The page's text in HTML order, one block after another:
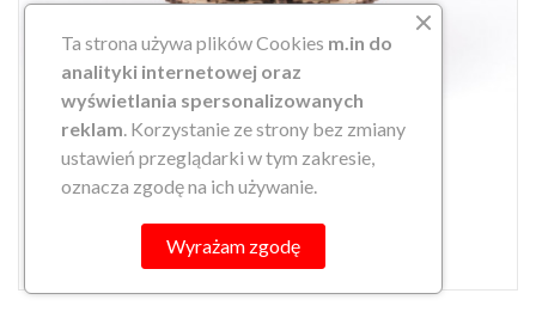
MECHANICZNA SZKATUŁKA -...
149,90 zł
DO KOSZYKA
Ta strona używa plików Cookies m.in do
analityki internetowej oraz
wyświetlania spersonalizowanych
reklam. Korzystanie ze strony bez zmiany
ustawień przeglądarki w tym zakresie,
oznacza zgodę na ich używanie.
Wyrażam zgodę